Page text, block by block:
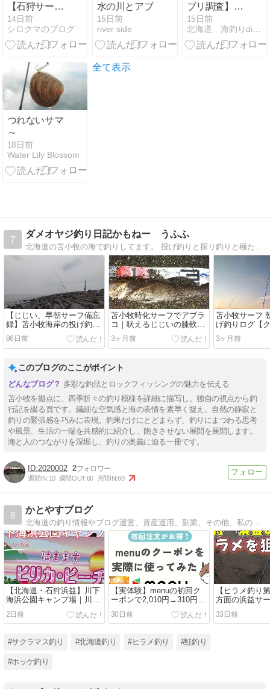
【石狩サー
フ】海を見た
くなった朝。
ルアー片手に
14日前
シロクマのブログ
水の川とアブ
15日前
river side
ブリ調査】
JOIN ALIVEに
釣り道具を積
んでいった釣
15日前
北海道 海釣りdiary
つれないサマ
～
18日前
Water Lily Blossom
全て表示
7
ダメオヤジ釣り日記かもねー うふふ
【じじい、早朝サーフ備忘
録】苫小牧海岸の投げ釣り
｜2026年5月4・8・9日
86日前
苫小牧時化サーフでアブラ
コ｜吠えるじじいの膝軟骨
2026/5/3
3ヶ月前
苫小牧サーフ
げ釣りログ【
㎝】2026/5/1
3ヶ月前
このブログのここがポイント
多彩な釣法とロックフィッシングの魅力を伝える
苫小牧を拠点に、四季折々の釣り模様を詳細に描写し、独自の視点から釣
行記を綴る頁です。繊細な空気感と海の表情を素早く捉え、自然の静寂と
釣りの緊張感を巧みに表現。釣果だけにとどまらず、釣りにまつわる思考
や風景、生活の一端を共感的に紹介し、飽きさせない展開を展開します。
海と人のつながりを深堀し、釣りの奥義に迫る一冊です。
2020002 2
週間IN:10 週間OUT:60 月間IN:60
8
かとやすブログ
北海道の釣り情報やブログ運営、資産運用、副業、その他、私の趣味や体験談などなど色々と書いていきます。
【北海道・石狩浜益】川下
海浜公園キャンプ場｜川下
海水浴場（はまますピリ
カ・ビーチ）で海水浴も楽
2日前
【実体験】menuの初回ク
ーポンで2,010円→310円に
なった話｜注文方法を画像
付きで解説
30日前
【ヒラメ釣り
方面の浜益サ
朝まずめにヒ
さかのゲスト
33日前
#サクラマス釣り #北海道釣り #ヒラメ釣り #鮭釣り
#ホッケ釣り